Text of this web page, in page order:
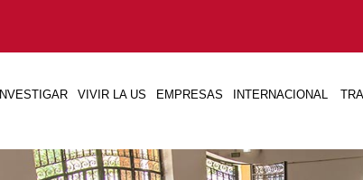
INVESTIGAR VIVIR LA US EMPRESAS INTERNACIONAL